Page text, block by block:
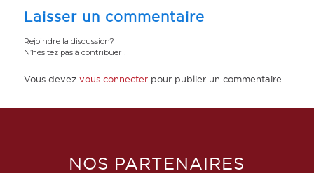
Laisser un commentaire
Rejoindre la discussion?
N’hésitez pas à contribuer !
Vous devez vous connecterpour publier un commentaire.
NOS PARTENAIRES